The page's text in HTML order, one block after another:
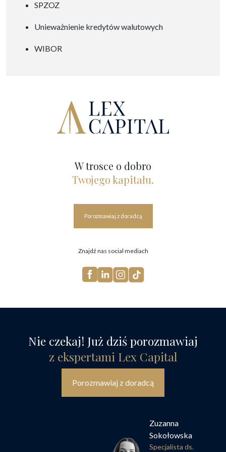
SPZOZ
Unieważnienie kredytów walutowych
WIBOR
W trosce o dobro
Twojego kapitału.
Porozmawiaj z doradcą
Znajdź nas social mediach
Zuzanna
Sokołowska
Specjalista ds.
Nie czekaj! Już dziś porozmawiaj
z ekspertami Lex Capital
Porozmawiaj z doradcą